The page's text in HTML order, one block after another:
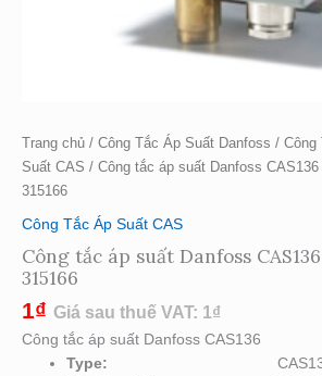
Trang chủ / Công Tắc Áp Suất Danfoss / Công
Suất CAS / Công tắc áp suất Danfoss CAS136
315166
Công Tắc Áp Suất CAS
Công tắc áp suất Danfoss
315166
1₫ Giá sau thuế VAT: 1₫
Công tắc áp suất Danfoss CAS136
Type: